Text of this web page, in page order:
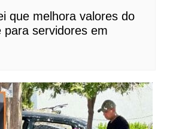
que melhora valores do
para servidores em